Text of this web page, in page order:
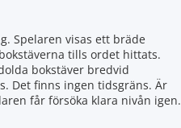
Spelaren visas ett bräde
tills ordet hittats.
bokstäver bredvid
Det finns ingen tidsgräns. Är
får försöka klara nivån igen.